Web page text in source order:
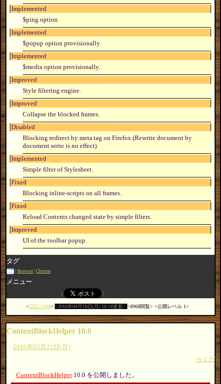
Implemented
$ping option.
Implemented
$popup option provisionally.
Implemented
$media option provisionally.
Improved
Style filtering engine.
Improved
Collapse the blocked frames.
Disabled
Blocking redirect by meta tag on Firefox.(Rewrite document by
document.write is no effect)
Implemented
Simple filter of Stylesheet.
Fixed
Blocking inline-scripts on all frames.
Fixed
Reload Contents changed state by simple filters.
Improved
UI of the toolbar popup.
タグ
Browser Chrome
メニュー
日記:3394 2016年04月18日(月) 18:58更新 8968閲覧 公開レベル 1
ContentBlockHelper 10.0
2016年03月21日(月)
らくだ
ContentBlockHelper10.0 を公開しました。